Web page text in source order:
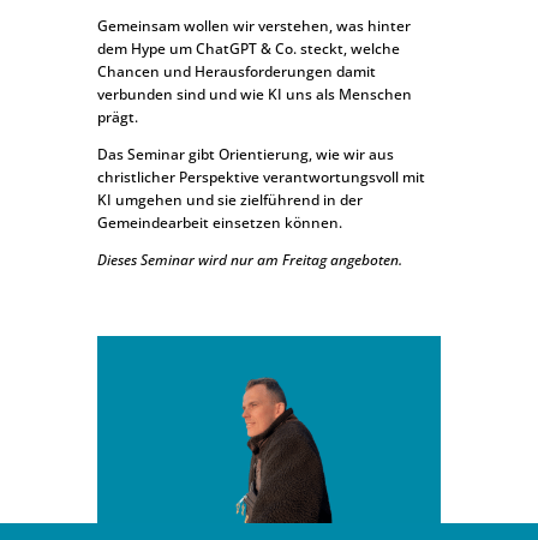
Gemeinsam wollen wir verstehen, was hinter
dem Hype um ChatGPT & Co. steckt, welche
Chancen und Herausforderungen damit
verbunden sind und wie KI uns als Menschen
prägt.
Das Seminar gibt Orientierung, wie wir aus
christlicher Perspektive verantwortungsvoll mit
KI umgehen und sie zielführend in der
Gemeindearbeit einsetzen können.
Dieses Seminar wird nur am Freitag angeboten.